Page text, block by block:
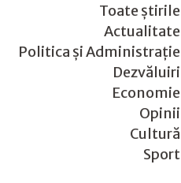
Toate știrile
Actualitate
Politica și Administrație
Dezvăluiri
Economie
Opinii
Cultură
Sport